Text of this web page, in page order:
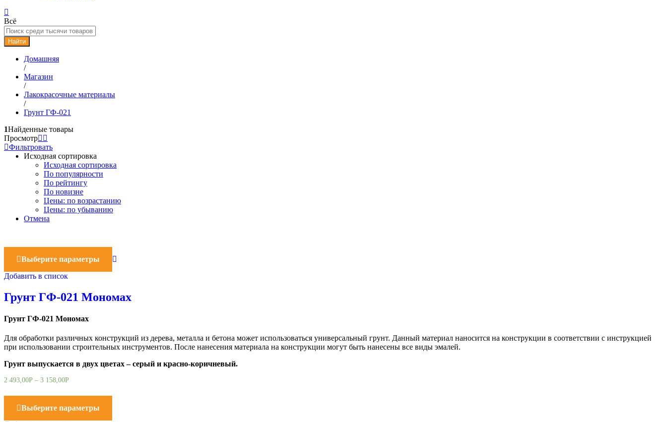
Всё
Найти
Домашняя
/
Магазин
/
Лакокрасочные материалы
/
Грунт ГФ-021
1Найденные товары
Просмотр
Фильтровать
Исходная сортировка
Исходная сортировка
По популярности
По рейтингу
По новизне
Цены: по возрастанию
Цены: по убыванию
Отмена
Выберите параметры
Добавить в список
Грунт ГФ-021 Мономах
Грунт ГФ-021 Мономах
Для обработки различных конструкций из дерева, металла и бетона может использоваться универсальный грунт. Данный материал наносится на конструкции в соответствии с инструкцией
при использовании строительных инструментов. После нанесения материала на конструкции могут быть нанесены все виды эмалей.
Грунт выпускается в двух цветах – серый и красно-коричневый.
2 493,00Р – 3 158,00Р
Выберите параметры